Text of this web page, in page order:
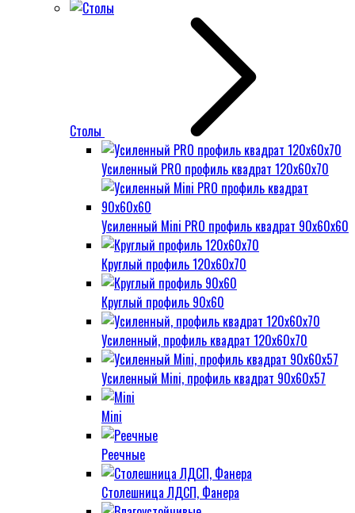
Столы
Усиленный PRO профиль квадрат 120х60х70
Усиленный Mini PRO профиль квадрат 90х60х60
Круглый профиль 120х60х70
Круглый профиль 90х60
Усиленный, профиль квадрат 120х60х70
Усиленный Mini, профиль квадрат 90х60х57
Mini
Реечные
Столешница ЛДСП, Фанера